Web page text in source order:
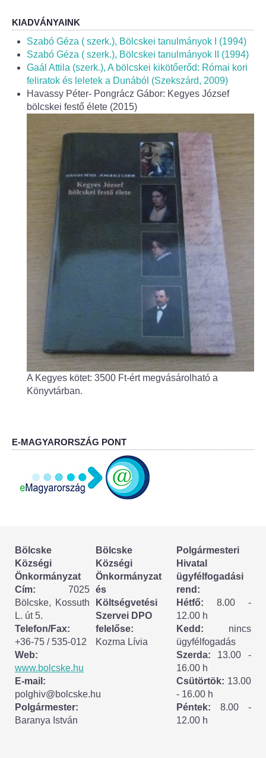
Helyi Építési Szabályzat
INTÉZMÉNYEK
Bölcskei Mesevár Óvoda és Bölcsőde
Óvodakert
Egészségügy
Háziorvos
Fogorvos
Védőnői szolgálat
Központi orvosi ügyelet
Alapszolgáltatási Központ
Kultúra
IKSZT - Integrált Közösségi és Szolgáltató Tér
Könyvtár
Rákóczi Mozi
ESEMÉNYEK
TESTVÉRTELEPÜLÉSÜNK:
CSÍKSZÉPVÍZ
VÁLASZTÁSI INFORMÁCIÓK
Választási szervek
Választási ügyintézés
2024. évi általános választások
KIADVÁNYAINK
Szabó Géza ( szerk.), Bölcskei tanulmányok I (1994)
Szabó Géza ( szerk.), Bölcskei tanulmányok II (1994)
Gaál Attila (szerk.), A bölcskei kikötőerőd: Római kori
feliratok és leletek a Dunából (Szekszárd, 2009)
Havassy Péter- Pongrácz Gábor: Kegyes József
bölcskei festő élete (2015)
A Kegyes kötet: 3500 Ft-ért megvásárolható a
Könyvtárban.
E-MAGYARORSZÁG PONT
Bölcske
Községi
Önkormányzat
Cím: 7025
Bölcske, Kossuth
L. út 5.
Telefon/Fax:
+36-75 / 535-012
Web:
www.bolcske.hu
E-mail:
polghiv@bolcske.hu
Polgármester:
Baranya István
Bölcske
Községi
Önkormányzat
és
Költségvetési
Szervei DPO
felelőse:
Kozma Lívia
Polgármesteri
Hivatal
ügyfélfogadási
rend:
Hétfő: 8.00 -
12.00 h
Kedd: nincs
ügyfélfogadás
Szerda: 13.00 -
16.00 h
Csütörtök: 13.00
- 16.00 h
Péntek: 8.00 -
12.00 h